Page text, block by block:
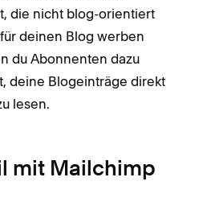
die nicht blog-orientiert
deinen Blog werben
du Abonnenten dazu
deine Blogeinträge direkt
lesen.
mit Mailchimp